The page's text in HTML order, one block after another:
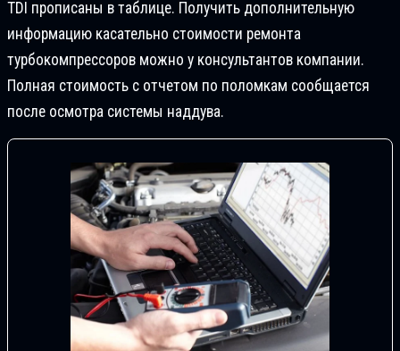
TDI прописаны в таблице. Получить дополнительную
информацию касательно стоимости ремонта
турбокомпрессоров можно у консультантов компании.
Полная стоимость с отчетом по поломкам сообщается
после осмотра системы наддува.